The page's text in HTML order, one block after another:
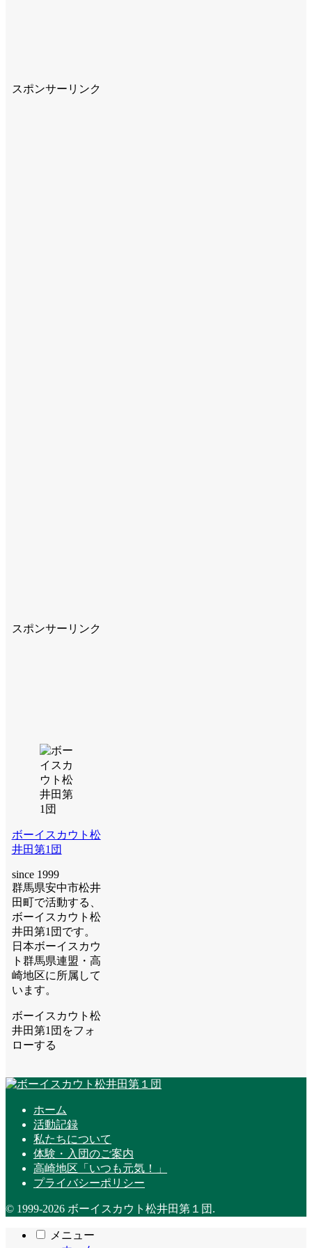
スポンサーリンク
スポンサーリンク
ボーイスカウト松
井田第1団
since 1999
群馬県安中市松井
田町で活動する、
ボーイスカウト松
井田第1団です。
日本ボーイスカウ
ト群馬県連盟・高
崎地区に所属して
います。
ボーイスカウト松
井田第1団をフォ
ローする
ホーム
活動記録
私たちについて
体験・入団のご案内
高崎地区「いつも元気！」
プライバシーポリシー
© 1999-2026 ボーイスカウト松井田第１団.
メニュー